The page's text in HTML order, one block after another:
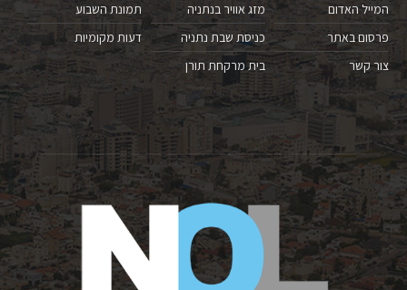
המייל האדום
פרסום באתר
צור קשר
מזג אוויר בנתניה
כניסת שבת נתניה
בית מרקחת תורן
תמונת השבוע
דעות מקומיות